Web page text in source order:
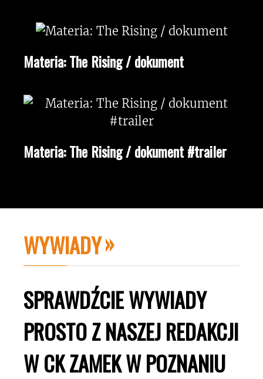
Materia: The Rising / dokument
Materia: The Rising / dokument #trailer
WYWIADY
SPRAWDŹCIE WYWIADY
PROSTO Z NASZEJ REDAKCJI
W CK ZAMEK W POZNANIU